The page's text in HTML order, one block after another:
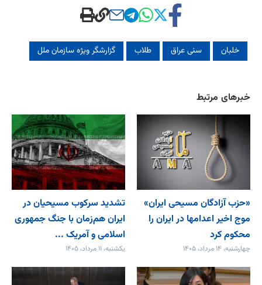
خلبان سنی عراق طلاب گزارشگر ویژه سازمان ملل
خبرهای مرتبط
«حزب آزادگان مسیحی ایران»
موج اخیر اعدامها در ایران را
محکوم کرد
چهارشنبه، ۱۴ مرداد، ۱۴۰۵
تشدید سرکوب مسیحیان در
ایران هم‌زمان با جنگ جمهوری
اسلامی و آمریک ...
یکشنبه، ۱۱ مرداد، ۱۴۰۵